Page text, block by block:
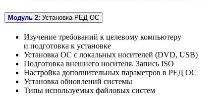
Модуль 2: Установка РЕД ОС
Изучение требований к целевому компьютеру
и подготовка к установке
Установка ОС с локальных носителей (DVD, USB)
Подготовка внешнего носителя. Запись ISO
Настройка дополнительных параметров в РЕД ОС
Установка обновлений системы
Типы используемых файловых систем